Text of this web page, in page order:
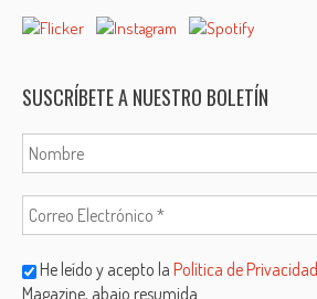
SUSCRÍBETE A NUESTRO BOLETÍN
He leído y acepto laPolítica de Privacidad
Magazine, abajo resumida